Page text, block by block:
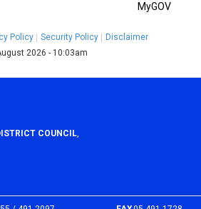
MyGOV
Policy Security Policy
Disclaimer
2026 - 10:03am
COUNCIL,